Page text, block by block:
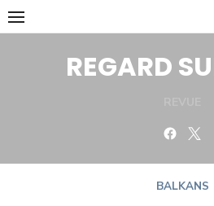
Skip
to
REGARD
BALKANS